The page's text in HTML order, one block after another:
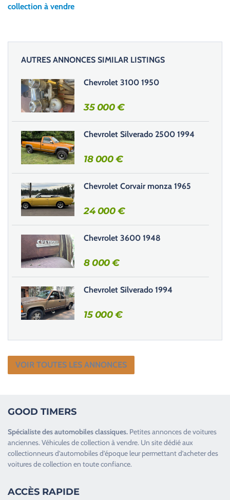
s
e
r
c
e
c
h
a
m
p
v
i
d
e
collection à vendre
AUTRES ANNONCES SIMILAR LISTINGS
Chevrolet 3100 1950
35 000€
Chevrolet Silverado 2500 1994
18 000€
Chevrolet Corvair monza 1965
24 000€
Chevrolet 3600 1948
8 000€
Chevrolet Silverado 1994
15 000€
VOIR TOUTES LES ANNONCES
GOOD TIMERS
Spécialiste desautomobiles classiques. Petites annonces devoitures
anciennes.Véhicules de collection à vendre. Un site dédié aux
collectionneurs d’automobiles d’époque leur permettant d’acheter des
voitures de collection en toute confiance.
ACCÈS RAPIDE